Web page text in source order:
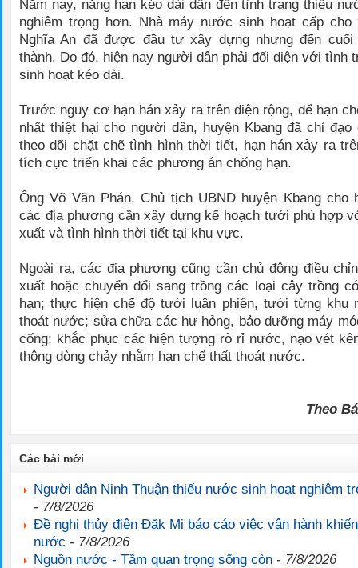
Năm nay, nắng hạn kéo dài dẫn đến tình trạng thiếu
nghiêm trọng hơn. Nhà máy nước sinh hoạt cấp
Nghĩa An đã được đầu tư xây dựng nhưng đến cuối
thành. Do đó, hiện nay người dân phải đối diện với tình
sinh hoạt kéo dài.
Trước nguy cơ hạn hán xảy ra trên diện rộng, để hạn
nhất thiệt hại cho người dân, huyện Kbang đã chỉ
theo dõi chặt chẽ tình hình thời tiết, hạn hán xảy ra
tích cực triển khai các phương án chống hạn.
Ông Võ Văn Phán, Chủ tịch UBND huyện Kbang cho
các địa phương cần xây dựng kế hoạch tưới phù hợp
xuất và tình hình thời tiết tại khu vực.
Ngoài ra, các địa phương cũng cần chủ động điều
xuất hoặc chuyển đổi sang trồng các loại cây trồng
hạn; thực hiện chế độ tưới luân phiên, tưới từng khu
thoát nước; sửa chữa các hư hỏng, bảo dưỡng máy
cống; khắc phục các hiện tượng rò rỉ nước, nạo vét
thông dòng chảy nhằm hạn chế thất thoát nước.
Theo
Các bài mới
Người dân Ninh Thuận thiếu nước sinh hoạt nghiêm
- 7/8/2026
Đề nghị thủy điện Đăk Mi báo cáo việc vận hành
nước - 7/8/2026
Nguồn nước - Tầm quan trọng sống còn - 7/8/2026